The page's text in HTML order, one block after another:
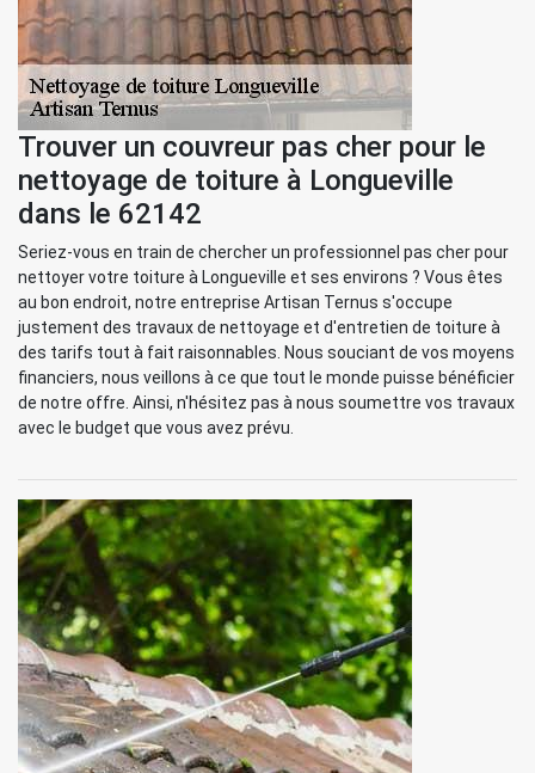
Trouver un couvreur pas cher pour le
nettoyage de toiture à Longueville
dans le 62142
Seriez-vous en train de chercher un professionnel pas cher pour
nettoyer votre toiture à Longueville et ses environs ? Vous êtes
au bon endroit, notre entreprise Artisan Ternus s'occupe
justement des travaux de nettoyage et d'entretien de toiture à
des tarifs tout à fait raisonnables. Nous souciant de vos moyens
financiers, nous veillons à ce que tout le monde puisse bénéficier
de notre offre. Ainsi, n'hésitez pas à nous soumettre vos travaux
avec le budget que vous avez prévu.